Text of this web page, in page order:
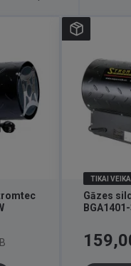
TIKAI
Gāzes
Cena